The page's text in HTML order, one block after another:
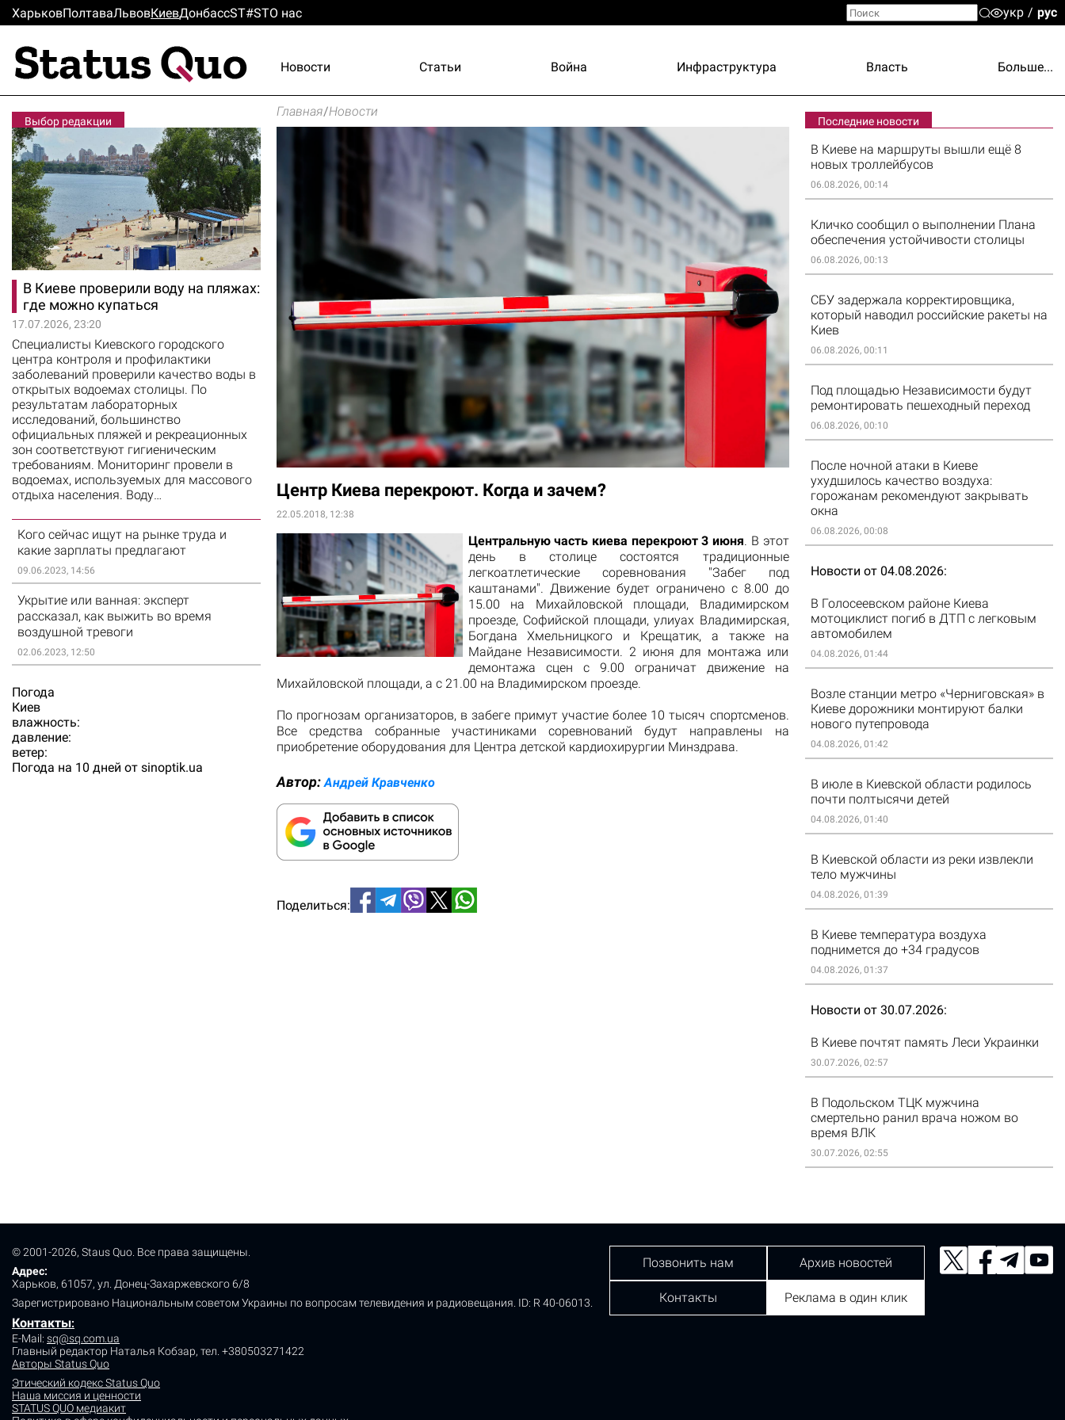
ХарьковПолтаваЛьвовКиевДонбассST#STО нас укр рус
Новости Статьи Война Инфраструктура Власть Больше...
Выбор редакции
В Киеве проверили воду на пляжах:
где можно купаться
17.07.2026, 23:20
Специалисты Киевского городского
центра контроля и профилактики
заболеваний проверили качество воды в
открытых водоемах столицы. По
результатам лабораторных
исследований, большинство
официальных пляжей и рекреационных
зон соответствуют гигиеническим
требованиям. Мониторинг провели в
водоемах, используемых для массового
отдыха населения. Воду…
Кого сейчас ищут на рынке труда и
какие зарплаты предлагают
09.06.2023, 14:56
Укрытие или ванная: эксперт
рассказал, как выжить во время
воздушной тревоги
02.06.2023, 12:50
Погода
Киев
влажность:
давление:
ветер:
Погода на 10 дней от sinoptik.ua
Главная/Новости
Центр Киева перекроют. Когда и зачем?
22.05.2018, 12:38
Центральную часть киева перекроют 3 июня. В этот
день в столице состоятся традиционные
легкоатлетические соревнования "Забег под
каштанами". Движение будет ограничено с 8.00 до
15.00 на Михайловской площади, Владимирском
проезде, Софийской площади, улиуах Владимирская,
Богдана Хмельницкого и Крещатик, а также на
Майдане Независимости. 2 июня для монтажа или
демонтажа сцен с 9.00 ограничат движение на
Михайловской площади, а с 21.00 на Владимирском проезде.
По прогнозам организаторов, в забеге примут участие более 10 тысяч спортсменов.
Все средства собранные участиниками соревнований будут направлены на
приобретение оборудования для Центра детской кардиохирургии Минздрава.
Автор:Андрей Кравченко
Поделиться:
Последние новости
В Киеве на маршруты вышли ещё 8
новых троллейбусов
06.08.2026, 00:14
Кличко сообщил о выполнении Плана
обеспечения устойчивости столицы
06.08.2026, 00:13
СБУ задержала корректировщика,
который наводил российские ракеты на
Киев
06.08.2026, 00:11
Под площадью Независимости будут
ремонтировать пешеходный переход
06.08.2026, 00:10
После ночной атаки в Киеве
ухудшилось качество воздуха:
горожанам рекомендуют закрывать
окна
06.08.2026, 00:08
Новости от 04.08.2026
В Голосеевском районе Киева
мотоциклист погиб в ДТП с легковым
автомобилем
04.08.2026, 01:44
Возле станции метро «Черниговская» в
Киеве дорожники монтируют балки
нового путепровода
04.08.2026, 01:42
В июле в Киевской области родилось
почти полтысячи детей
04.08.2026, 01:40
В Киевской области из реки извлекли
тело мужчины
04.08.2026, 01:39
В Киеве температура воздуха
поднимется до +34 градусов
04.08.2026, 01:37
Новости от 30.07.2026
В Киеве почтят память Леси Украинки
30.07.2026, 02:57
В Подольском ТЦК мужчина
смертельно ранил врача ножом во
время ВЛК
30.07.2026, 02:55
© 2001-2026, Staus Quo. Все права защищены.
Адрес:
Харьков, 61057, ул. Донец-Захаржевского 6/8
Зарегистрировано Национальным советом Украины по вопросам телевидения и радиовещания. ID: R 40-06013.
Контакты:
E-Mail: sq@sq.com.ua
Главный редактор Наталья Кобзар, тел. +380503271422
Авторы Status Quo
Этический кодекс Status Quo
Наша миссия и ценности
STATUS QUO медиакит
Позвонить нам Архив новостей
Контакты Реклама в один клик